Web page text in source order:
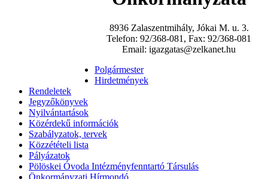
8936 Zalaszentmihály, Jókai M. u. 3.
Telefon: 92/368-081, Fax: 92/368-081
Email: igazgatas@zelkanet.hu
Polgármester
Hirdetmények
Rendeletek
Jegyzőkönyvek
Nyilvántartások
Közérdekű információk
Szabályzatok, tervek
Közzétételi lista
Pályázatok
Pölöskei Óvoda Intézményfenntartó Társulás
Önkormányzati Hírmondó